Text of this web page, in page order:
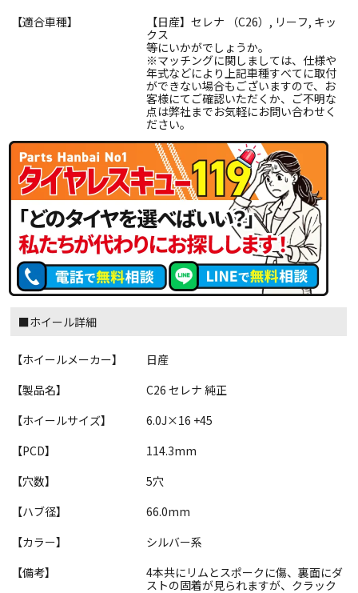
【適合車種】
【日産】セレナ （C26）, リーフ, キッ
クス
等にいかがでしょうか。
※マッチングに関しましては、仕様や
年式などにより上記車種すべてに取付
ができない場合もございますので、お
客様にてご確認いただくか、ご不明な
点は弊社までお気軽にお問い合わせく
ださい。
■ホイール詳細
【ホイールメーカー】
日産
【製品名】
C26 セレナ 純正
【ホイールサイズ】
6.0J×16 +45
【PCD】
114.3mm
【穴数】
5穴
【ハブ径】
66.0mm
【カラー】
シルバー系
【備考】
4本共にリムとスポークに傷、裏面にダ
ストの固着が見られますが、クラック